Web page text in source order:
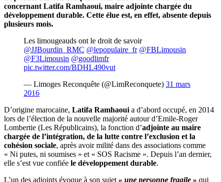
concernant Latifa Ramhaoui, maire adjointe chargée du
développement durable. Cette élue est, en effet, absente depuis
plusieurs mois.
Les limougeauds ont le droit de savoir
@JJBourdin_RMC @lepopulaire_fr @FBLimousin
@F3Limousin @goodlimfr
pic.twitter.com/BDHL490vut
— Limoges Reconquête (@LimReconquete) 31 mars
2016
D’origine marocaine, Latifa Ramhaoui a d’abord occupé, en 2014
lors de l’élection de la nouvelle majorité autour d’Emile-Roger
Lombertie (Les Républicains), la fonction d’adjointe au maire
chargée de l’intégration, de la lutte contre l’exclusion et la
cohésion sociale, après avoir milité dans des associations comme
« Ni putes, ni soumises » et « SOS Racisme ». Depuis l’an dernier,
elle s’est vue confiée le développement durable.
L’un des adjoints évoque à son sujet « une personne fragile » qui